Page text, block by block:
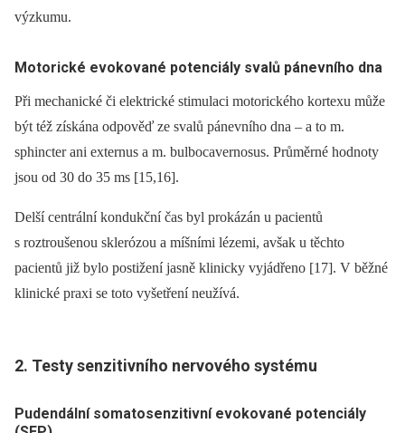
výzkumu.
Motorické evokované potenciály svalů pánevního dna
Při mechanické či elektrické stimulaci motorického kortexu může
být též získána odpověď ze svalů pánevního dna –⁠ a to m.
sphincter ani externus a m. bulbocavernosus. Průměrné hodnoty
jsou od 30 do 35 ms [15,16].
Delší centrální kondukční čas byl prokázán u pacientů
s roztroušenou sklerózou a míšními lézemi, avšak u těchto
pacientů již bylo postižení jasně klinicky vyjádřeno [17]. V běžné
klinické praxi se toto vyšetření neužívá.
2. Testy senzitivního nervového systému
Pudendální somatosenzitivní evokované potenciály